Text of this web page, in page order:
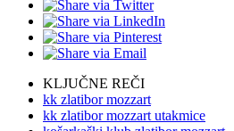
KLJUČNE REČI
kk zlatibor mozzart
kk zlatibor mozzart utakmice